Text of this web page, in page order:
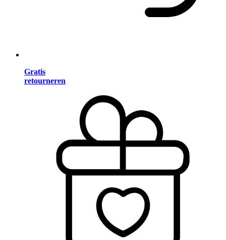
Gratis
retourneren